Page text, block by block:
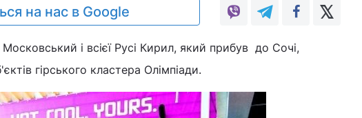
на нас в Google
і всієї Русі Кирил, який прибув до Сочі,
гірського кластера Олімпіади.